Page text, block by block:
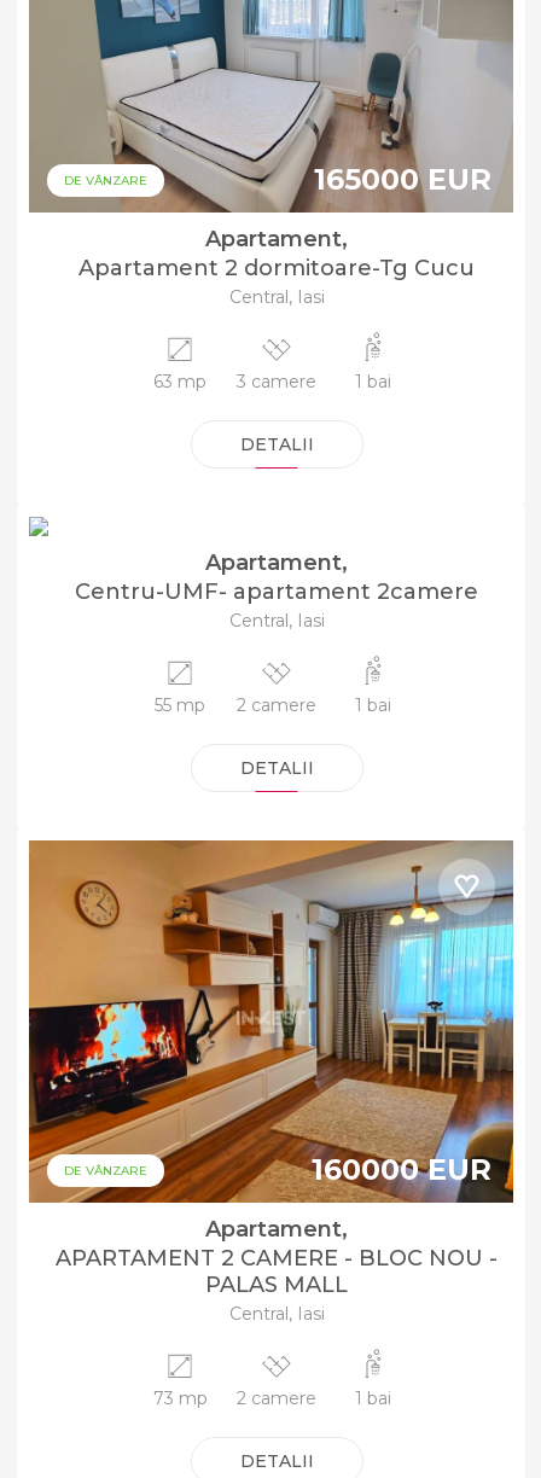
DE VÂNZARE 165000 EUR
Apartament,
Apartament 2 dormitoare-Tg Cucu
Central, Iasi
63 mp 3 camere 1 bai
DETALII
Apartament,
Centru-UMF- apartament 2camere
Central, Iasi
55 mp 2 camere 1 bai
DETALII
DE VÂNZARE 160000 EUR
Apartament,
APARTAMENT 2 CAMERE - BLOC NOU -
PALAS MALL
Central, Iasi
73 mp 2 camere 1 bai
DETALII